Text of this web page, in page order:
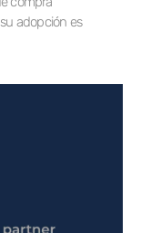
adopción es